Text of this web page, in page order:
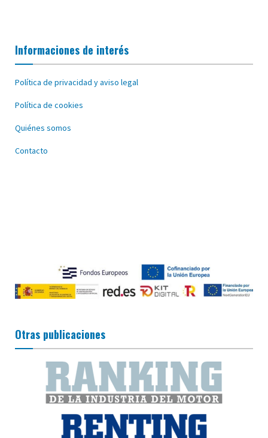
Informaciones de interés
Política de privacidad y aviso legal
Política de cookies
Quiénes somos
Contacto
Otras publicaciones